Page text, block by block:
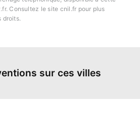
. Consultez le site cnil.fr pour plus
droits.
sur ces villes